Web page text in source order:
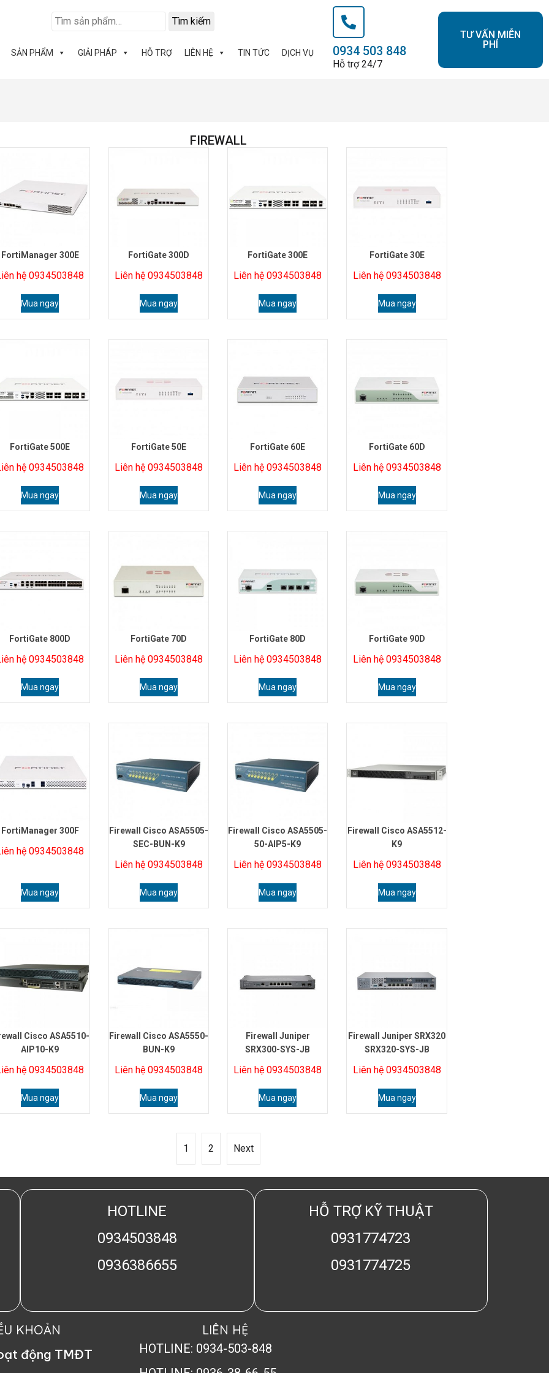
Tìm kiếm
SẢN PHẨM GIẢI PHÁP HỖ TRỢ LIÊN HỆ TIN TỨC DỊCH VỤ 0934 503 848
Hỗ trợ 24/7
TƯ VẤN MIỄN
PHÍ
FIREWALL
FortiManager 300E
hệ 0934503848
Mua ngay
FortiGate 300D
Liên hệ 0934503848
Mua ngay
FortiGate 300E
Liên hệ 0934503848
Mua ngay
FortiGate 30E
Liên hệ 0934503848
Mua ngay
FortiGate 500E
hệ 0934503848
Mua ngay
FortiGate 50E
Liên hệ 0934503848
Mua ngay
FortiGate 60E
Liên hệ 0934503848
Mua ngay
FortiGate 60D
Liên hệ 0934503848
Mua ngay
FortiGate 800D
hệ 0934503848
Mua ngay
FortiGate 70D
Liên hệ 0934503848
Mua ngay
FortiGate 80D
Liên hệ 0934503848
Mua ngay
FortiGate 90D
Liên hệ 0934503848
Mua ngay
FortiManager 300F
hệ 0934503848
Mua ngay
Firewall Cisco ASA5505-
SEC-BUN-K9
Liên hệ 0934503848
Mua ngay
Firewall Cisco ASA5505-
50-AIP5-K9
Liên hệ 0934503848
Mua ngay
Firewall Cisco ASA5512-
K9
Liên hệ 0934503848
Mua ngay
Cisco ASA5510-
AIP10-K9
hệ 0934503848
Mua ngay
Firewall Cisco ASA5550-
BUN-K9
Liên hệ 0934503848
Mua ngay
Firewall Juniper
SRX300-SYS-JB
Liên hệ 0934503848
Mua ngay
Firewall Juniper SRX320
SRX320-SYS-JB
Liên hệ 0934503848
Mua ngay
1 2 Next
HOTLINE
0934503848
0936386655
HỖ TRỢ KỸ THUẬT
0931774723
0931774725
KHOẢN
động TMĐT
LIÊN HỆ
HOTLINE: 0934-503-848